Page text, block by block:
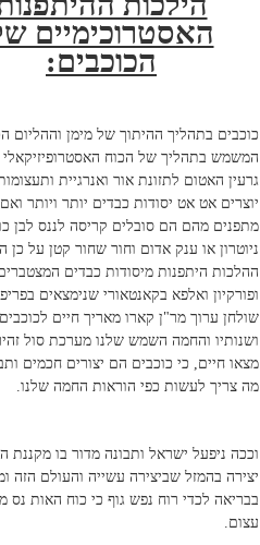
האסטרוכימיים
הכוכבים:
כוכבים בתהליך ההיתוך של מימן וההליום
המשמש בתהליך של הכוח
גרעין האטום לתזונת אור ואנרגיית
יוצרים אט אט יסודות כבדים יותר ויותר
מתפנים מהם הם סובלים קריסה לננס לבן
ההלכות היתפנות מיסודות כבדים
ופורקיון ואלפא בקאנטאורי שנימצאים
שולחן ערוך מר"ן קארו מאריך חיים
ושנותיו והחמה השמש שלנו מערכת סול
מצאו חיים, כי כוכבים הם יצורים חכמים
מה צריך לעשות כפי הוראות החמה שלנו.
וככה ניפעל ישראל ותבונה מדור בו
יצירה בהמזל שביצירה עשייה והעולם
בבריאה לכדי רוח נפש גוף כי כוח האות נס
עצום.